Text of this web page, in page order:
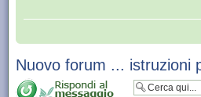
Nuovo forum ... istruzioni